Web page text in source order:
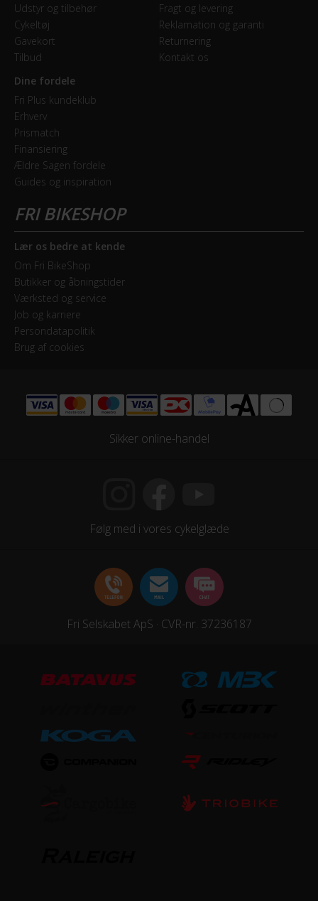
Udstyr og tilbehør
Cykeltøj
Gavekort
Tilbud
Fragt og levering
Reklamation og garanti
Returnering
Kontakt os
Dine fordele
Fri Plus kundeklub
Erhverv
Prismatch
Finansiering
Ældre Sagen fordele
Guides og inspiration
Lær os bedre at kende
Om Fri BikeShop
Butikker og åbningstider
Værksted og service
Job og karriere
Persondatapolitik
Brug af cookies
Sikker online-handel
Følg med i vores cykelglæde
Fri Selskabet ApS · CVR-nr. 37236187